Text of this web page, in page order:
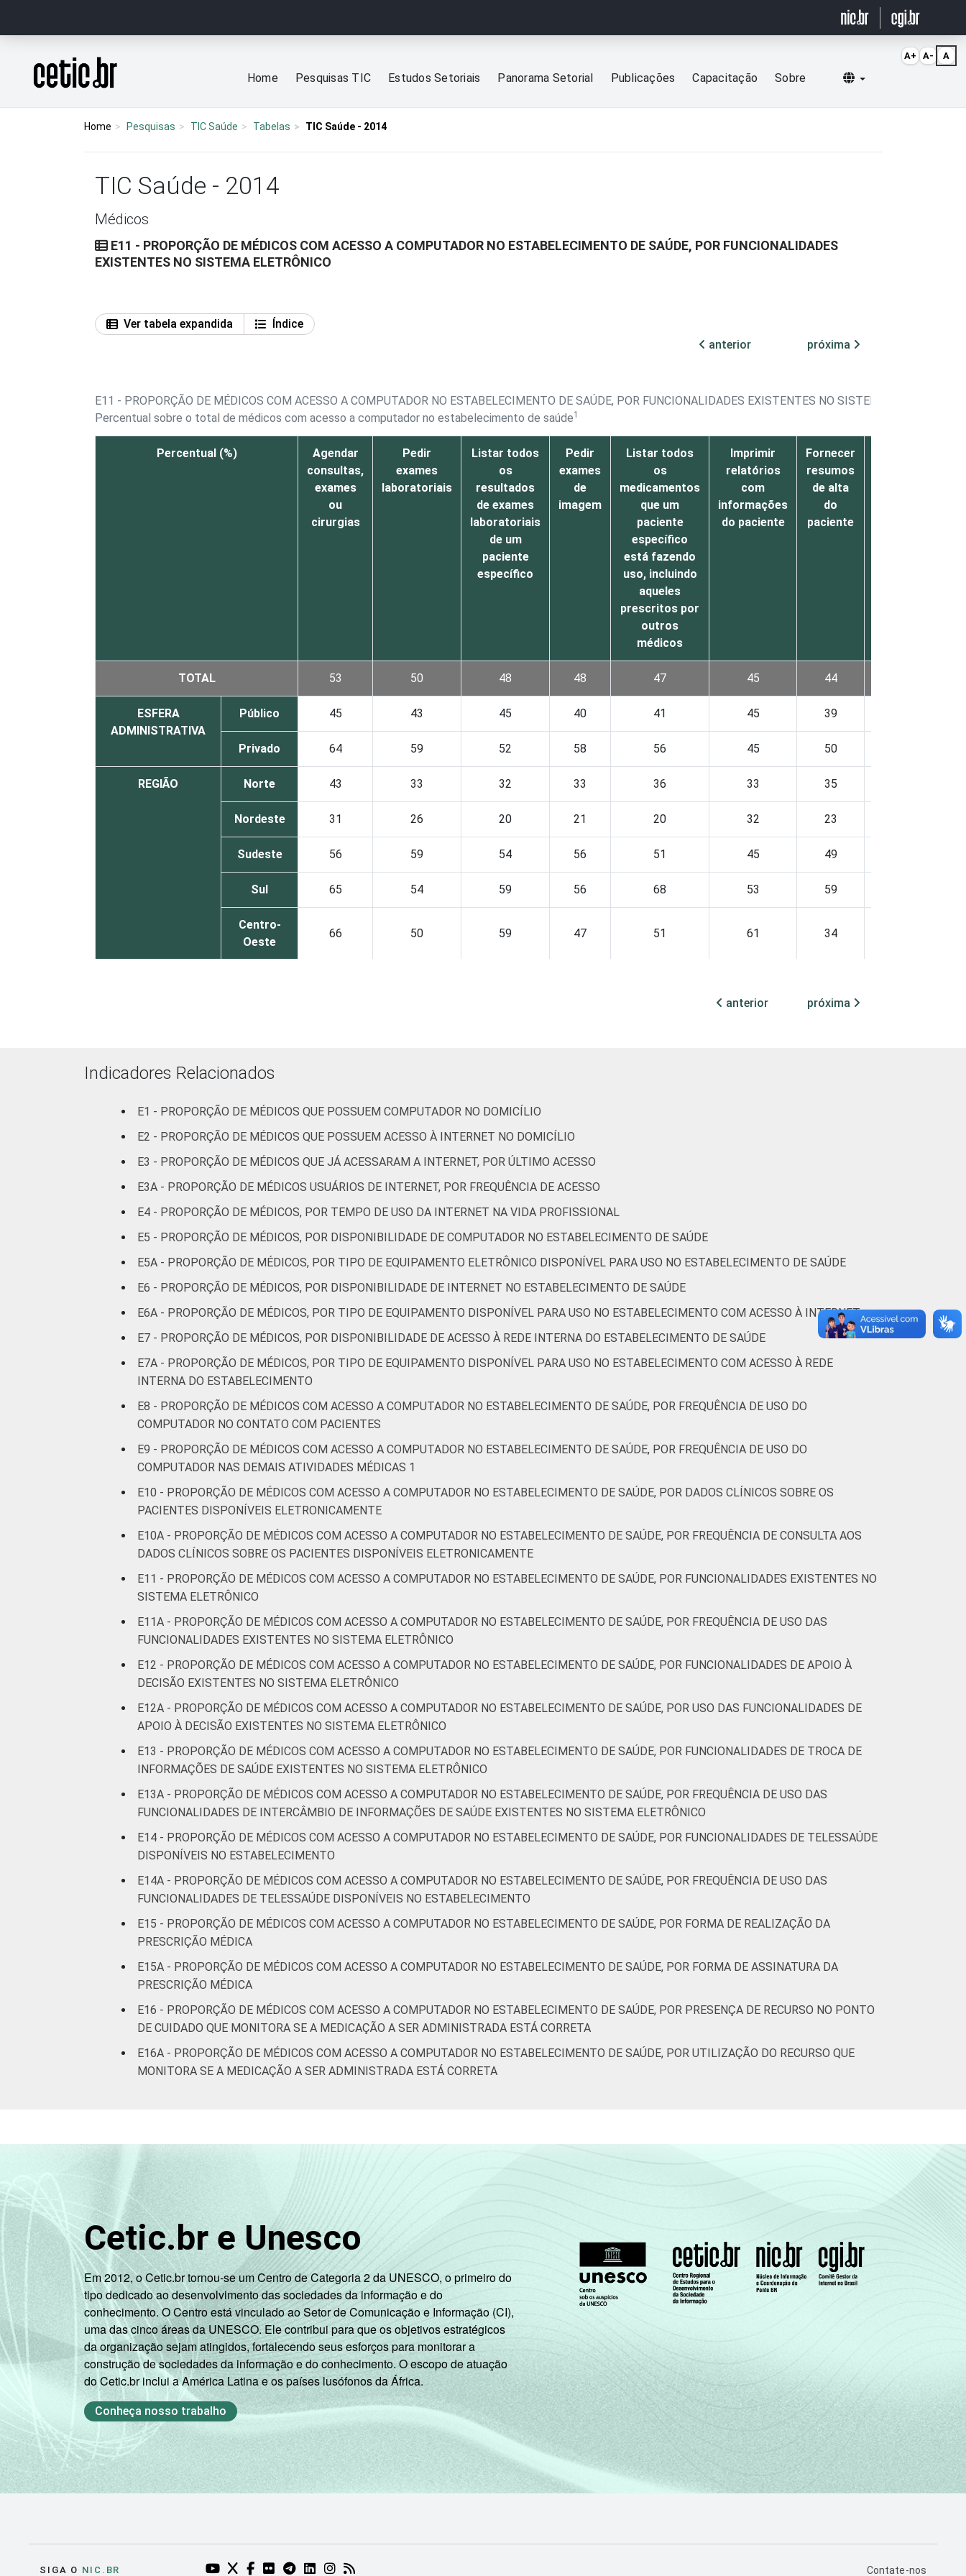
Página inicial
Home Pesquisas TIC Estudos Setoriais Panorama Setorial Publicações Capacitação Sobre Selecionar idioma
Home Pesquisas TIC Saúde Tabelas TIC Saúde - 2014
TIC Saúde - 2014
Médicos
E11 - PROPORÇÃO DE MÉDICOS COM ACESSO A COMPUTADOR NO ESTABELECIMENTO DE SAÚDE, POR FUNCIONALIDADES
EXISTENTES NO SISTEMA ELETRÔNICO
Ver tabela expandida
Índice
anterior
próxima
E11 - PROPORÇÃO DE MÉDICOS COM ACESSO A COMPUTADOR NO ESTABELECIMENTO DE SAÚDE, POR FUNCIONALIDADES EXISTENTES NO SISTEMA ELETRÔNICO
Percentual sobre o total de médicos com acesso a computador no estabelecimento de saúde1
Percentual (%)
Agendar
consultas,
exames
ou
cirurgias
Pedir
exames
laboratoriais
Listar todos
os
resultados
de exames
laboratoriais
de um
paciente
específico
Pedir
exames
de
imagem
Listar todos
os
medicamentos
que um
paciente
específico
está fazendo
uso, incluindo
aqueles
prescritos por
outros
médicos
Imprimir
relatórios
com
informações
do paciente
Fornecer
resumos
de alta
do
paciente
TOTAL 53 50 48 48 47 45 44
ESFERA
ADMINISTRATIVA
Público 45 43 45 40 41 45 39
Privado 64 59 52 58 56 45 50
REGIÃO Norte 43 33 32 33 36 33 35
Nordeste 31 26 20 21 20 32 23
Sudeste 56 59 54 56 51 45 49
Sul 65 54 59 56 68 53 59
Centro-
Oeste
66 50 59 47 51 61 34
(até 50
leitos)
Com
internação
50 leitos)
65 62 61 59
Até 35
46 42 44 40
36 a 50
55 49 39 49 43 44 40
51 anos ou
58 58 64 52 57 51 57 34
LOCALIZAÇÃO Capital 65 59 56 58 57 52 53
Interior
aos resultados da alternativa "sim". Dados coletados entre setembro de 2014 e março de 2015.
Fonte: NIC.br - set 2014 / mar 2015
anterior próxima
Indicadores Relacionados
E1 - PROPORÇÃO DE MÉDICOS QUE POSSUEM COMPUTADOR NO DOMICÍLIO
E2 - PROPORÇÃO DE MÉDICOS QUE POSSUEM ACESSO À INTERNET NO DOMICÍLIO
E3 - PROPORÇÃO DE MÉDICOS QUE JÁ ACESSARAM A INTERNET, POR ÚLTIMO ACESSO
E3A - PROPORÇÃO DE MÉDICOS USUÁRIOS DE INTERNET, POR FREQUÊNCIA DE ACESSO
E4 - PROPORÇÃO DE MÉDICOS, POR TEMPO DE USO DA INTERNET NA VIDA PROFISSIONAL
E5 - PROPORÇÃO DE MÉDICOS, POR DISPONIBILIDADE DE COMPUTADOR NO ESTABELECIMENTO DE SAÚDE
E5A - PROPORÇÃO DE MÉDICOS, POR TIPO DE EQUIPAMENTO ELETRÔNICO DISPONÍVEL PARA USO NO ESTABELECIMENTO DE SAÚDE
E6 - PROPORÇÃO DE MÉDICOS, POR DISPONIBILIDADE DE INTERNET NO ESTABELECIMENTO DE SAÚDE
E6A - PROPORÇÃO DE MÉDICOS, POR TIPO DE EQUIPAMENTO DISPONÍVEL PARA USO NO ESTABELECIMENTO COM ACESSO À INTERNET
E7 - PROPORÇÃO DE MÉDICOS, POR DISPONIBILIDADE DE ACESSO À REDE INTERNA DO ESTABELECIMENTO DE SAÚDE
E7A - PROPORÇÃO DE MÉDICOS, POR TIPO DE EQUIPAMENTO DISPONÍVEL PARA USO NO ESTABELECIMENTO COM ACESSO À REDE
INTERNA DO ESTABELECIMENTO
E8 - PROPORÇÃO DE MÉDICOS COM ACESSO A COMPUTADOR NO ESTABELECIMENTO DE SAÚDE, POR FREQUÊNCIA DE USO DO
COMPUTADOR NO CONTATO COM PACIENTES
E9 - PROPORÇÃO DE MÉDICOS COM ACESSO A COMPUTADOR NO ESTABELECIMENTO DE SAÚDE, POR FREQUÊNCIA DE USO DO
COMPUTADOR NAS DEMAIS ATIVIDADES MÉDICAS 1
E10 - PROPORÇÃO DE MÉDICOS COM ACESSO A COMPUTADOR NO ESTABELECIMENTO DE SAÚDE, POR DADOS CLÍNICOS SOBRE OS
PACIENTES DISPONÍVEIS ELETRONICAMENTE
E10A - PROPORÇÃO DE MÉDICOS COM ACESSO A COMPUTADOR NO ESTABELECIMENTO DE SAÚDE, POR FREQUÊNCIA DE CONSULTA AOS
DADOS CLÍNICOS SOBRE OS PACIENTES DISPONÍVEIS ELETRONICAMENTE
E11 - PROPORÇÃO DE MÉDICOS COM ACESSO A COMPUTADOR NO ESTABELECIMENTO DE SAÚDE, POR FUNCIONALIDADES EXISTENTES NO
SISTEMA ELETRÔNICO
E11A - PROPORÇÃO DE MÉDICOS COM ACESSO A COMPUTADOR NO ESTABELECIMENTO DE SAÚDE, POR FREQUÊNCIA DE USO DAS
FUNCIONALIDADES EXISTENTES NO SISTEMA ELETRÔNICO
E12 - PROPORÇÃO DE MÉDICOS COM ACESSO A COMPUTADOR NO ESTABELECIMENTO DE SAÚDE, POR FUNCIONALIDADES DE APOIO À
DECISÃO EXISTENTES NO SISTEMA ELETRÔNICO
E12A - PROPORÇÃO DE MÉDICOS COM ACESSO A COMPUTADOR NO ESTABELECIMENTO DE SAÚDE, POR USO DAS FUNCIONALIDADES DE
APOIO À DECISÃO EXISTENTES NO SISTEMA ELETRÔNICO
E13 - PROPORÇÃO DE MÉDICOS COM ACESSO A COMPUTADOR NO ESTABELECIMENTO DE SAÚDE, POR FUNCIONALIDADES DE TROCA DE
INFORMAÇÕES DE SAÚDE EXISTENTES NO SISTEMA ELETRÔNICO
E13A - PROPORÇÃO DE MÉDICOS COM ACESSO A COMPUTADOR NO ESTABELECIMENTO DE SAÚDE, POR FREQUÊNCIA DE USO DAS
FUNCIONALIDADES DE INTERCÂMBIO DE INFORMAÇÕES DE SAÚDE EXISTENTES NO SISTEMA ELETRÔNICO
E14 - PROPORÇÃO DE MÉDICOS COM ACESSO A COMPUTADOR NO ESTABELECIMENTO DE SAÚDE, POR FUNCIONALIDADES DE TELESSAÚDE
DISPONÍVEIS NO ESTABELECIMENTO
E14A - PROPORÇÃO DE MÉDICOS COM ACESSO A COMPUTADOR NO ESTABELECIMENTO DE SAÚDE, POR FREQUÊNCIA DE USO DAS
FUNCIONALIDADES DE TELESSAÚDE DISPONÍVEIS NO ESTABELECIMENTO
E15 - PROPORÇÃO DE MÉDICOS COM ACESSO A COMPUTADOR NO ESTABELECIMENTO DE SAÚDE, POR FORMA DE REALIZAÇÃO DA
PRESCRIÇÃO MÉDICA
E15A - PROPORÇÃO DE MÉDICOS COM ACESSO A COMPUTADOR NO ESTABELECIMENTO DE SAÚDE, POR FORMA DE ASSINATURA DA
PRESCRIÇÃO MÉDICA
E16 - PROPORÇÃO DE MÉDICOS COM ACESSO A COMPUTADOR NO ESTABELECIMENTO DE SAÚDE, POR PRESENÇA DE RECURSO NO PONTO
DE CUIDADO QUE MONITORA SE A MEDICAÇÃO A SER ADMINISTRADA ESTÁ CORRETA
E16A - PROPORÇÃO DE MÉDICOS COM ACESSO A COMPUTADOR NO ESTABELECIMENTO DE SAÚDE, POR UTILIZAÇÃO DO RECURSO QUE
MONITORA SE A MEDICAÇÃO A SER ADMINISTRADA ESTÁ CORRETA
Cetic.br e Unesco
Em 2012, o Cetic.br tornou-se um Centro de Categoria 2 da UNESCO, o primeiro do
tipo dedicado ao desenvolvimento das sociedades da informação e do
conhecimento. O Centro está vinculado ao Setor de Comunicação e Informação (CI),
uma das cinco áreas da UNESCO. Ele contribui para que os objetivos estratégicos
da organização sejam atingidos, fortalecendo seus esforços para monitorar a
construção de sociedades da informação e do conhecimento. O escopo de atuação
do Cetic.br inclui a América Latina e os países lusófonos da África.
Conheça nosso trabalho
SIGA O NIC.BR YOUTUBE DO NIC.BR (ABRE EM NOVA ABA)
TWITTER DO NIC.BR (ABRE EM NOVA ABA)
FACEBOOK DO NIC.BR (ABRE EM NOVA ABA)
FLICKR DO NIC.BR (ABRE EM NOVA ABA)
TELEGRAM DO NIC.BR (ABRE EM NOVA ABA)
LINKEDIN DO NIC.BR (ABRE EM NOVA ABA)
INSTAGRAM DO NIC.BR (ABRE EM NOVA ABA)
RSS DO NIC.BR (ABRE EM NOVA ABA) PÁGINA DE
Contate-nos
A+ A- A